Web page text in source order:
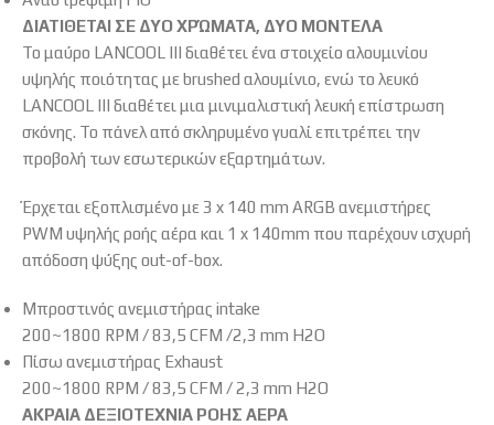
ΔΙΑΤΙΘΕΤΑΙ ΣΕ ΔΥΟ ΧΡΏΜΑΤΑ, ΔΥΟ ΜΟΝΤΕΛΑ
Το μαύρο LANCOOL III διαθέτει ένα στοιχείο αλουμινίου
υψηλής ποιότητας με brushed αλουμίνιο, ενώ το λευκό
LANCOOL III διαθέτει μια μινιμαλιστική λευκή επίστρωση
σκόνης. Το πάνελ από σκληρυμένο γυαλί επιτρέπει την
προβολή των εσωτερικών εξαρτημάτων.
Έρχεται εξοπλισμένο με 3 x 140 mm ARGB ανεμιστήρες
PWM υψηλής ροής αέρα και 1 x 140mm που παρέχουν ισχυρή
απόδοση ψύξης out-of-box.
Μπροστινός ανεμιστήρας intake
200~1800 RPM / 83,5 CFM /2,3 mm H2O
Πίσω ανεμιστήρας Exhaust
200~1800 RPM / 83,5 CFM / 2,3 mm H2O
ΑΚΡΑΙΑ ΔΕΞΙΟΤΕΧΝΙΑ ΡΟΗΣ ΑΕΡΑ